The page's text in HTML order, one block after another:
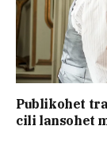
Publikohet
cili lansohet